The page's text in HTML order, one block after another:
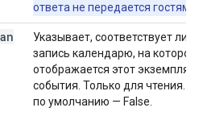
ответа не передается гостям.
Указывает, соответствует ли
запись календарю, на котором
отображается этот экземпляр
события. Только для чтения.
по умолчанию — False.